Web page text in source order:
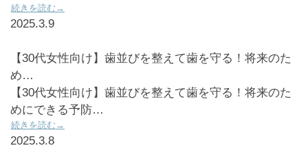
続きを読む→
2025.3.9
【30代女性向け】歯並びを整えて歯を守る！将来のた
め…
【30代女性向け】歯並びを整えて歯を守る！将来のた
めにできる予防…
続きを読む→
2025.3.8